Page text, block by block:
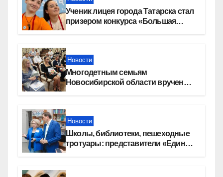
Ученик лицея города Татарска стал
призером конкурса «Большая
Новости
Многодетным семьям
Новосибирской области вручены
Новости
Школы, библиотеки, пешеходные
тротуары: представители «Единой